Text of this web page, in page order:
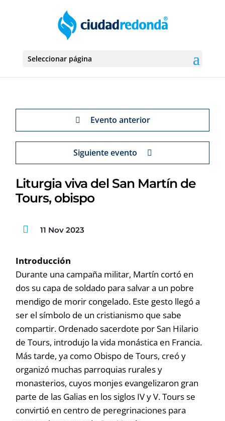
Seleccionar página
Evento anterior
Siguiente evento
Liturgia viva del San Martín de
Tours, obispo
11 Nov 2023
Introducción
Durante una campaña militar, Martín cortó en
dos su capa de soldado para salvar a un pobre
mendigo de morir congelado. Este gesto llegó a
ser el símbolo de un cristianismo que sabe
compartir. Ordenado sacerdote por San Hilario
de Tours, introdujo la vida monástica en Francia.
Más tarde, ya como Obispo de Tours, creó y
organizó muchas parroquias rurales y
monasterios, cuyos monjes evangelizaron gran
parte de las Galias en los siglos IV y V. Tours se
convirtió en centro de peregrinaciones para